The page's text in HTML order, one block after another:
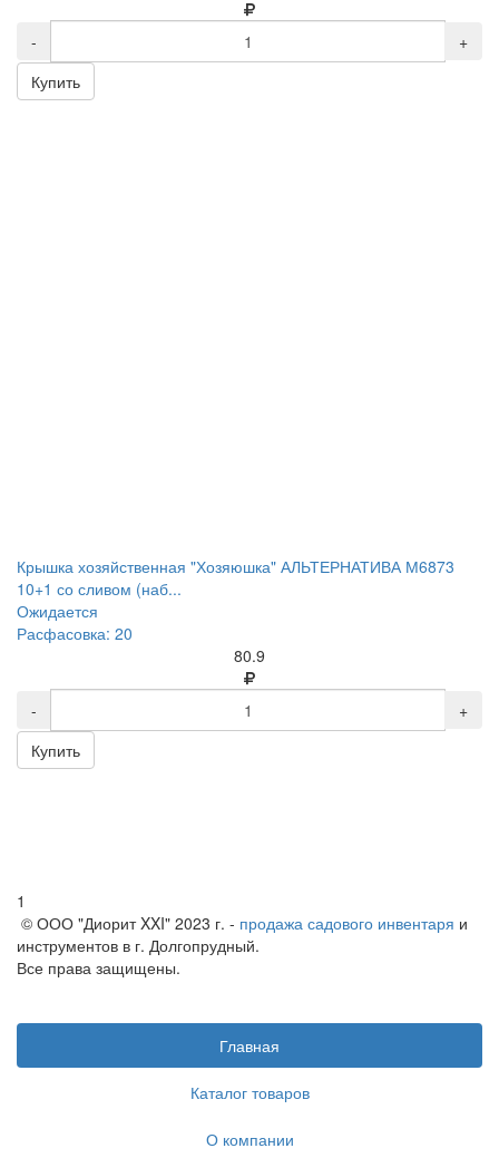
-
+
Купить
Крышка хозяйственная "Хозяюшка" АЛЬТЕРНАТИВА М6873
10+1 со сливом (наб...
Ожидается
Расфасовка: 20
80.9
-
+
Купить
1
© ООО "Диорит XXI" 2023 г. - продажа садового инвентаря и
инструментов в г. Долгопрудный.
Все права защищены.
Главная
Каталог товаров
О компании